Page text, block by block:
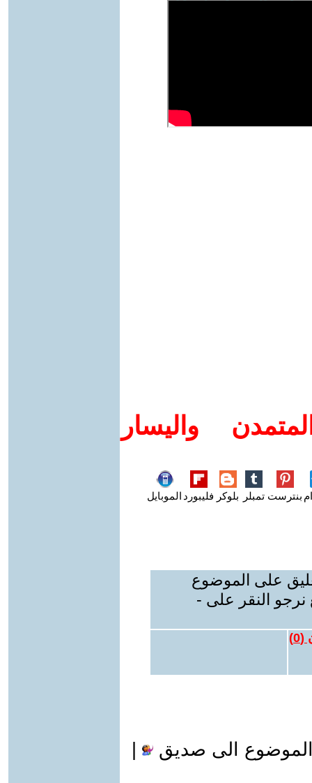
واليسار
بنترست تمبلر بلوكر فليبورد الموبايل
على الموضوع
نرجو النقر على -
(
0
)
الى صديق